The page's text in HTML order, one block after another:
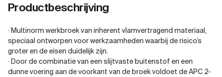
Productbeschrijving
· Multinorm werkbroek van inherent vlamvertragend materiaal,
speciaal ontworpen voor werkzaamheden waarbij de risico’s
groter en de eisen duidelijk zijn.
· Door de combinatie van een slijtvaste buitenstof en een
dunne voering aan de voorkant van de broek voldoet de APC 2-